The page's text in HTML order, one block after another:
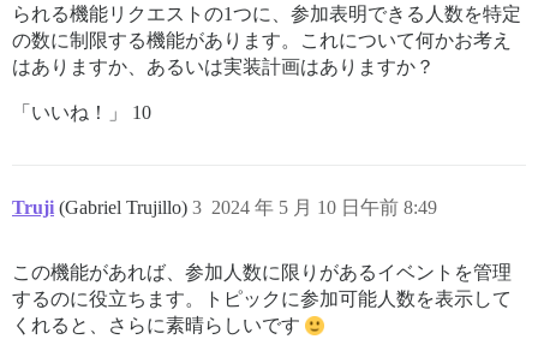
られる機能リクエストの1つに、参加表明できる人数を特定
の数に制限する機能があります。これについて何かお考え
はありますか、あるいは実装計画はありますか？
「いいね！」 10
Truji (Gabriel Trujillo) 2024 年 5 月 10 日午前 8:49
3
この機能があれば、参加人数に限りがあるイベントを管理
するのに役立ちます。トピックに参加可能人数を表示して
くれると、さらに素晴らしいです